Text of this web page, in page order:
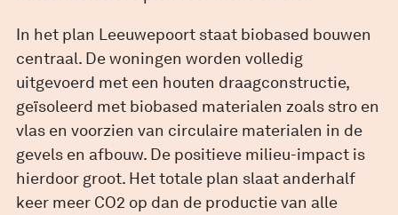
In het plan Leeuwepoort staat biobased bouwen
centraal. De woningen worden volledig
uitgevoerd met een houten draagconstructie,
geïsoleerd met biobased materialen zoals stro en
vlas en voorzien van circulaire materialen in de
gevels en afbouw. De positieve milieu-impact is
hierdoor groot. Het totale plan slaat anderhalf
keer meer CO2 op dan de productie van alle